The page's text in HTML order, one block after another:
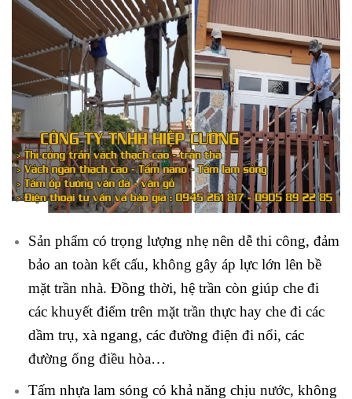
Sản phẩm có trọng lượng nhẹ nên dễ thi công, đảm
bảo an toàn kết cấu, không gây áp lực lớn lên bề
mặt trần nhà. Đồng thời, hệ trần còn giúp che đi
các khuyết điểm trên mặt trần thực hay che đi các
dầm trụ, xà ngang, các đường điện đi nổi, các
đường ống điều hòa…
Tấm nhựa lam sóng có khả năng chịu nước, không